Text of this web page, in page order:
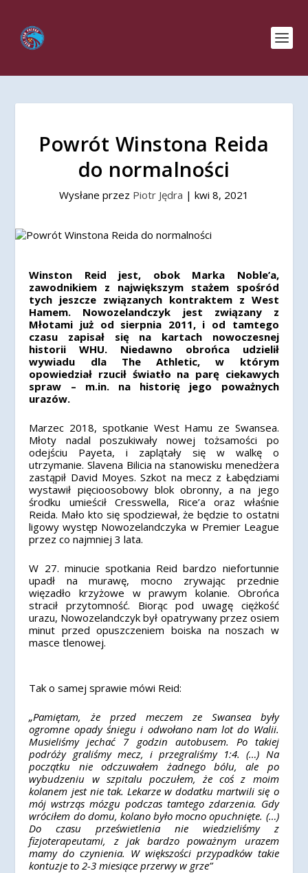
Powrót Winstona Reida
do normalności
Wysłane przez Piotr Jędra | kwi 8, 2021
Winston Reid jest, obok Marka Noble’a,
zawodnikiem z największym stażem spośród
tych jeszcze związanych kontraktem z West
Hamem. Nowozelandczyk jest związany z
Młotami już od sierpnia 2011, i od tamtego
czasu zapisał się na kartach nowoczesnej
historii WHU. Niedawno obrońca udzielił
wywiadu dla The Athletic, w którym
opowiedział rzucił światło na parę ciekawych
spraw – m.in. na historię jego poważnych
urazów.
Marzec 2018, spotkanie West Hamu ze Swansea.
Młoty nadal poszukiwały nowej tożsamości po
odejściu Payeta, i zaplątały się w walkę o
utrzymanie. Slavena Bilicia na stanowisku menedżera
zastąpił David Moyes. Szkot na mecz z Łabędziami
wystawił pięcioosobowy blok obronny, a na jego
środku umieścił Cresswella, Rice’a oraz właśnie
Reida. Mało kto się spodziewał, że będzie to ostatni
ligowy występ Nowozelandczyka w Premier League
przez co najmniej 3 lata.
W 27. minucie spotkania Reid bardzo niefortunnie
upadł na murawę, mocno zrywając przednie
więzadło krzyżowe w prawym kolanie. Obrońca
stracił przytomność. Biorąc pod uwagę ciężkość
urazu, Nowozelandczyk był opatrywany przez osiem
minut przed opuszczeniem boiska na noszach w
masce tlenowej.
Tak o samej sprawie mówi Reid:
„Pamiętam, że przed meczem ze Swansea były
ogromne opady śniegu i odwołano nam lot do Walii.
Musieliśmy jechać 7 godzin autobusem. Po takiej
podróży graliśmy mecz, i przegraliśmy 1:4. (…) Na
początku nie odczuwałem żadnego bólu, ale po
wybudzeniu w szpitalu poczułem, że coś z moim
kolanem jest nie tak. Lekarze w dodatku martwili się o
mój wstrząs mózgu podczas tamtego zdarzenia. Gdy
wróciłem do domu, kolano było mocno opuchnięte. (…)
Do czasu prześwietlenia nie wiedzieliśmy z
fizjoterapeutami, z jak bardzo poważnym urazem
mamy do czynienia. W większości przypadków takie
kontuzje to 2-3 miesiące przerwy w grze”